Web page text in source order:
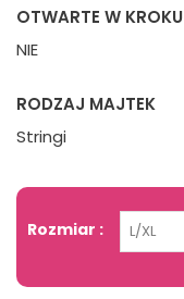
OTWARTE W KROKU
NIE
RODZAJ MAJTEK
Stringi
Rozmiar :